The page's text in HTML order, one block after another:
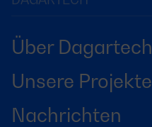
Über Dagartech
Unsere Projekte
Nachrichten